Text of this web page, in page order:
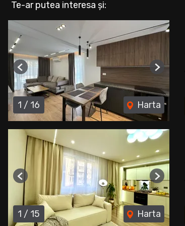
Te-ar putea interesa și:
1 / 16 Harta
Previous Next
1 / 15 Harta
Previous Next